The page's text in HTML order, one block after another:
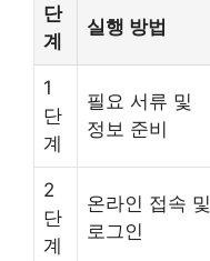
단
계
실행 방법
1
단
계
필요 서류 및
정보 준비
2
단
계
온라인 접속 및
로그인